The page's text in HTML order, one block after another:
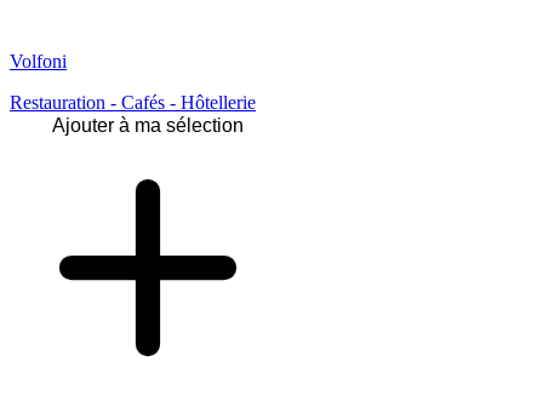
Volfoni
Restauration - Cafés - Hôtellerie
Ajouter à ma sélection